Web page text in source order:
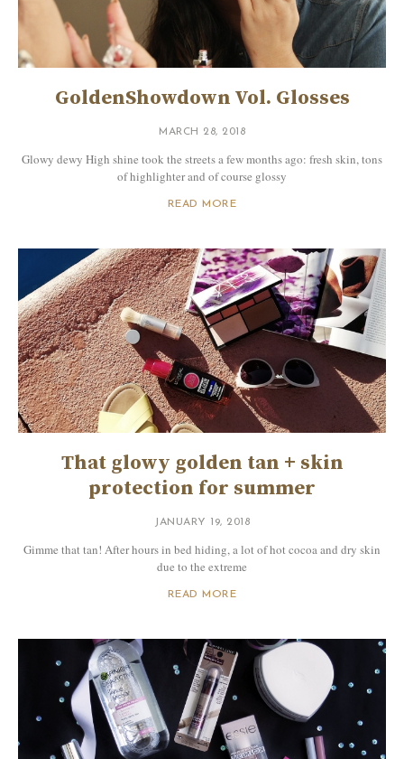
GoldenShowdown Vol. Glosses
MARCH 28, 2018
Glowy dewy High shine took the streets a few months ago: fresh skin, tons
of highlighter and of course glossy
READ MORE
That glowy golden tan + skin
protection for summer
JANUARY 19, 2018
Gimme that tan! After hours in bed hiding, a lot of hot cocoa and dry skin
due to the extreme
READ MORE